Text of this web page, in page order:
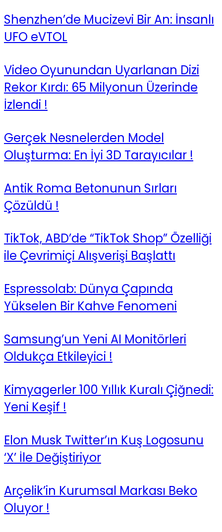
Shenzhen’de Mucizevi Bir An: İnsanlı
UFO eVTOL
Video Oyunundan Uyarlanan Dizi
Rekor Kırdı: 65 Milyonun Üzerinde
İzlendi !
Gerçek Nesnelerden Model
Oluşturma: En İyi 3D Tarayıcılar !
Antik Roma Betonunun Sırları
Çözüldü !
TikTok, ABD’de “TikTok Shop” Özelliği
ile Çevrimiçi Alışverişi Başlattı
Espressolab: Dünya Çapında
Yükselen Bir Kahve Fenomeni
Samsung’un Yeni AI Monitörleri
Oldukça Etkileyici !
Kimyagerler 100 Yıllık Kuralı Çiğnedi:
Yeni Keşif !
Elon Musk Twitter’ın Kuş Logosunu
‘X’ İle Değiştiriyor
Arçelik’in Kurumsal Markası Beko
Oluyor !